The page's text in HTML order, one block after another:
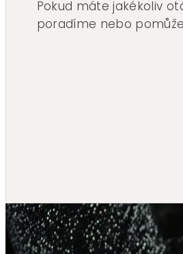
Pokud máte jakékoliv
poradíme nebo